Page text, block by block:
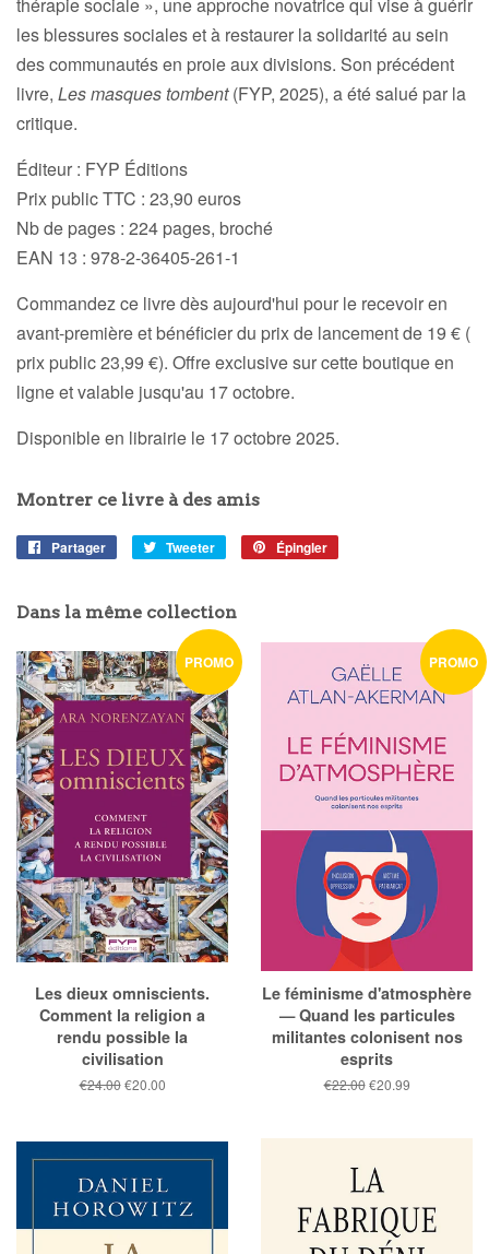
les blessures sociales et à restaurer la solidarité au sein
des communautés en proie aux divisions. Son précédent
livre, Les masques tombent(FYP, 2025), a été salué par la
critique.
Éditeur : FYP Éditions
Prix public TTC : 23,90 euros
Nb de pages : 224 pages, broché
EAN 13 : 978-2-36405-261-1
Commandez ce livre dès aujourd'hui pour le recevoir en
avant-première et bénéficier du prix de lancement de 19 € (
prix public 23,99 €). Offre exclusive sur cette boutique en
ligne et valable jusqu'au 17 octobre.
Disponible en librairie le 17 octobre 2025.
Montrer ce livre à des amis
Partager
PartagerTweeter
Tweeter
Épingler
Dans la même collection
PROMO
Les dieux omniscients.
Comment la religion a
rendu possible la
civilisation
Prix
€24.00 Prix
€20.00
PROMO
Le féminisme d'atmosphère
— Quand les particules
militantes colonisent nos
esprits
Prix
€22.00 Prix
€20.99